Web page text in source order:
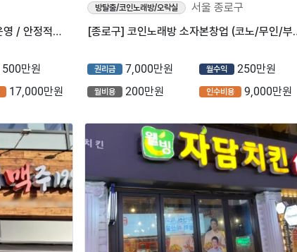
⭐️서울 종로구 배달없음 / 풀오토운영 / 안정적으로 자리잡혀 운영중인 ＂이디야커피＂⭐️
500만원
17,000만원
방탈출/코인노래방/오락실
서울 종로구
[종로구] 코인
권리금 7,000만원 월수익 250만원
월비용 200만원 인수비용 9,000만원